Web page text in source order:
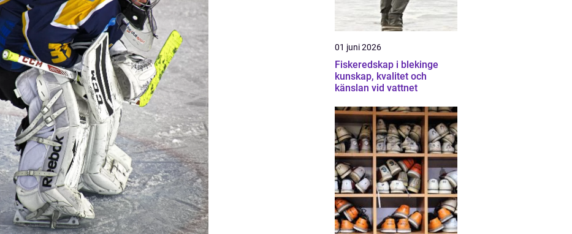
01 juni 2026
Fiskeredskap i blekinge
kunskap, kvalitet och
känslan vid vattnet